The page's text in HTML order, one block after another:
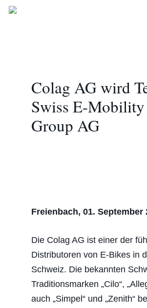
Skip
Colag AG wird
Swiss E-Mobility
Group AG
Freienbach, 01. September
Die Colag AG ist einer der
Distributoren von E-Bikes in
Schweiz. Die bekannten
Traditionsmarken „Cilo“,
auch „Simpel“ und „Zenith“